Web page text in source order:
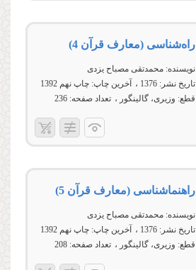
راه‌شناسى (معارف قرآن 4)
نویسنده: محمدتقی مصباح یزدی
تاریخ نشر: 1376 آخرین چاپ: چاپ نهم 1392
قطع: وزیری، گالینگور تعداد صفحه: 236
راهنماشناسى (معارف قرآن 5)
نویسنده: محمدتقی مصباح یزدی
تاریخ نشر: 1376 آخرین چاپ: چاپ نهم 1392
قطع: وزیری، گالینگور تعداد صفحه: 208